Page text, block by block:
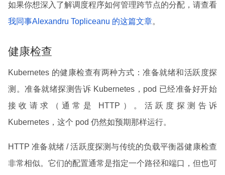
如果你想深入了解调度程序如何管理跨节点的分配，请查看
我同事Alexandru Topliceanu 的这篇文章。
健康检查
Kubernetes 的健康检查有两种方式：准备就绪和活跃度探
测。准备就绪探测告诉 Kubernetes，pod 已经准备好开始
接收请求（通常是 HTTP）。活跃度探测告诉
Kubernetes，这个 pod 仍然如预期那样运行。
HTTP 准备就绪 / 活跃度探测与传统的负载平衡器健康检查
非常相似。它们的配置通常是指定一个路径和端口，但也可